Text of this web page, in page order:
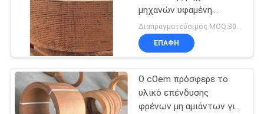
PRIVACY
POLICY
μηχανών υφαμένη
βαρούλκο φρένων ζώνη
φρένων επένδυσης
υλική
Διαπραγματεύσιμος MOQ:800 κλ
ΕΠΑΦΉ
Ο cOem πρόσφερε το
υλικό επένδυσης
φρένων μη αμιάντων για